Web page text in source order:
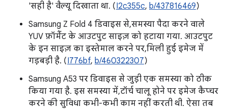
'सही है' वैल्यू दिखाता था. (I2c355c, b/437816469)
Samsung Z Fold 4 डिवाइस से, समस्या पैदा करने वाले
YUV फ़ॉर्मैट के आउटपुट साइज़ को हटाया गया. आउटपुट
के इन साइज़ का इस्तेमाल करने पर, मिली हुई इमेज में
गड़बड़ी है. (I776bf, b/460322307)
Samsung A53 पर डिवाइस से जुड़ी एक समस्या को ठीक
किया गया है. इस समस्या में, टॉर्च चालू होने पर इमेज कैप्चर
करने की सुविधा कभी-कभी काम नहीं करती थी. ऐसा तब